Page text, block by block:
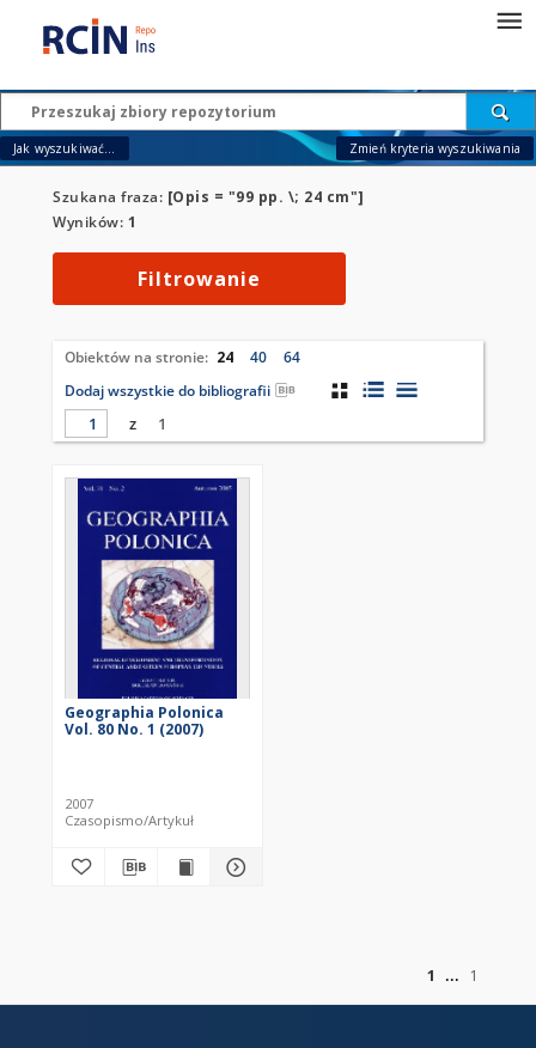
Jak wyszukiwać... Zmień kryteria wyszukiwania
Szukana fraza: [Opis = "99 pp. \; 24 cm"]
Wyników: 1
Filtrowanie
Obiektów na stronie: 24 40
64
Dodaj wszystkie do bibliografii
z
1
Geographia Polonica
Vol. 80 No. 1 (2007)
2007
Czasopismo/Artykuł
1
1